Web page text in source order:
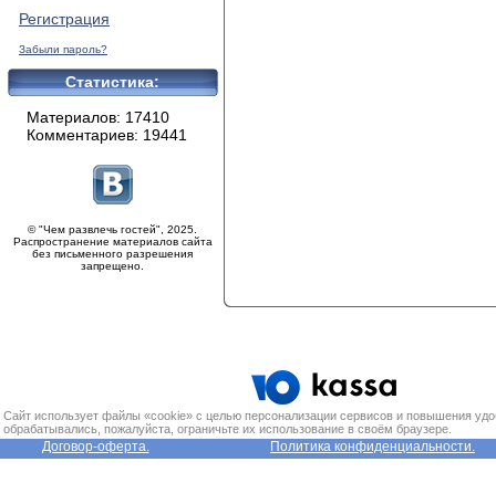
Регистрация
Забыли пароль?
Статистика:
Материалов: 17410
Комментариев: 19441
© "Чем развлечь гостей", 2025.
Распространение материалов сайта
без письменного разрешения
запрещено.
Сайт использует файлы «cookie» с целью персонализации сервисов и повышения
обрабатывались, пожалуйста, ограничьте их использование в своём браузере.
Договор-оферта. Политика конфиденциальности.